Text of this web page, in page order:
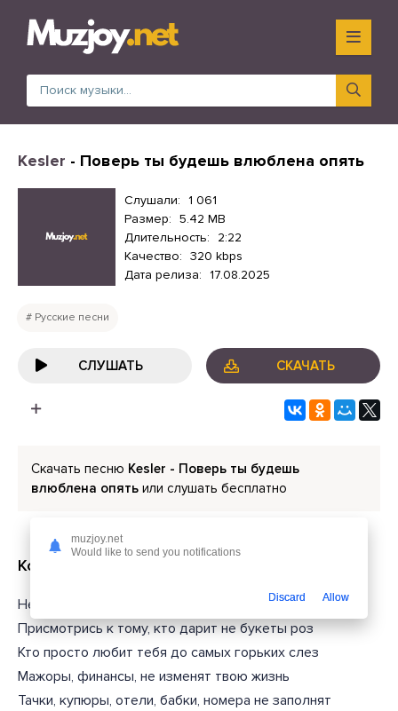
Kesler - Поверь ты будешь влюблена опять
Слушали: 1 061
Размер: 5.42 MB
Длительность:
2:22
Качество: 320 kbps
Дата релиза: 17.08.2025
Русские песни
СЛУШАТЬ СКАЧАТЬ
Скачать песню Kesler - Поверь ты будешь
влюблена опять или слушать бесплатно
Короткий текст из песни
Не думай, что рядом нет нормальных пацанов
Присмотрись к тому, кто дарит не букеты роз
Кто просто любит тебя до самых горьких слез
Мажоры, финансы, не изменят твою жизнь
Тачки, купюры, отели, бабки, номера не заполнят
muzjoy.net
Would like to send you notifications
Discard Allow